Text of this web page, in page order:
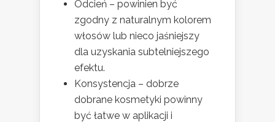
Odcień – powinien być
zgodny z naturalnym kolorem
włosów lub nieco jaśniejszy
dla uzyskania subtelniejszego
efektu.
Konsystencja – dobrze
dobrane kosmetyki powinny
być łatwe w aplikacji i